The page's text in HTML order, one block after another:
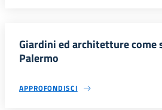
Giardini ed architetture come
Palermo
APPROFONDISCI